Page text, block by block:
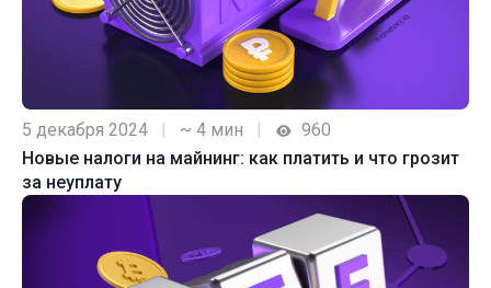
5 декабря 2024 ~ 4 мин
960
Новые налоги на майнинг: как платить и что грозит
за неуплату